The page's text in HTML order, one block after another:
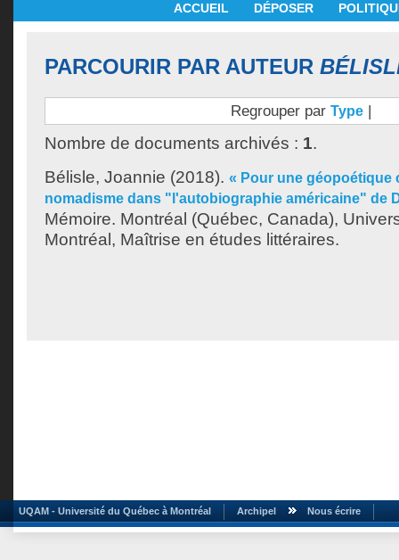
ACCUEIL DÉPOSER
PARCOURIR PAR AUTEUR
Regrouper par Type |
Nombre de documents archivés : 1.
Bélisle, Joannie (2018). « Pour une géopoétique
nomadisme dans "l'autobiographie américaine" de
Mémoire. Montréal (Québec, Canada),
Montréal, Maîtrise en études littéraires.
UQAM - Université du Québec à Montréal Archipel Nous écrire